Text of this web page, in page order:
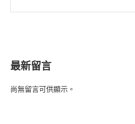
最新留言
尚無留言可供顯示。